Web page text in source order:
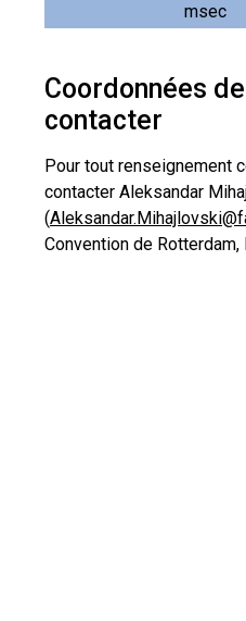
msec
Coordonnées
contacter
Pour tout renseignement
contacter Aleksandar
(
Convention de Rotterdam,